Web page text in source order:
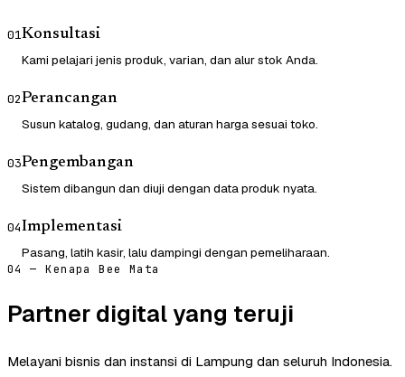
01Konsultasi
Kami pelajari jenis produk, varian, dan alur stok Anda.
02Perancangan
Susun katalog, gudang, dan aturan harga sesuai toko.
03Pengembangan
Sistem dibangun dan diuji dengan data produk nyata.
04Implementasi
Pasang, latih kasir, lalu dampingi dengan pemeliharaan.
04 — Kenapa Bee Mata
Partner digital yang teruji
Melayani bisnis dan instansi di Lampung dan seluruh Indonesia.